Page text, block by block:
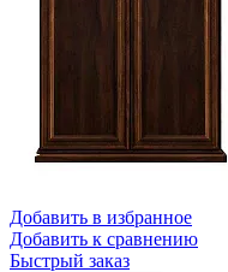
Добавить в избранное
Добавить к сравнению
Быстрый заказ